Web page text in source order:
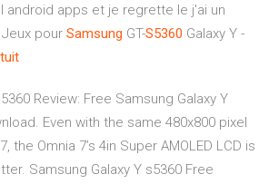
android apps et je regrette le j'ai un
pour Samsung GT-S5360 Galaxy Y -
Review: Free Samsung Galaxy Y
Even with the same 480x800 pixel
the Omnia 7’s 4in Super AMOLED LCD is
Samsung Galaxy Y s5360 Free